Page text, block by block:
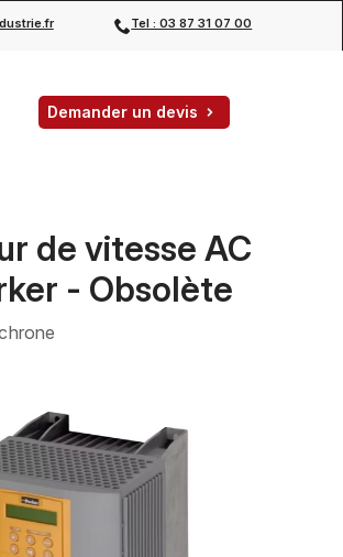
Tel : 03 87 31 07 00
Demander un devis
de vitesse AC
- Obsolète